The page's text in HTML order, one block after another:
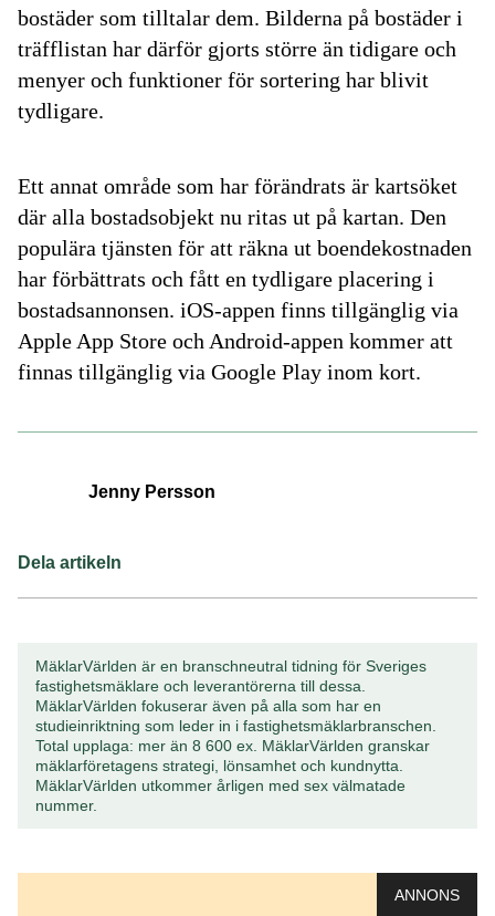
bostäder som tilltalar dem. Bilderna på bostäder i
träfflistan har därför gjorts större än tidigare och
menyer och funktioner för sortering har blivit
tydligare.
Ett annat område som har förändrats är kartsöket
där alla bostadsobjekt nu ritas ut på kartan. Den
populära tjänsten för att räkna ut boendekostnaden
har förbättrats och fått en tydligare placering i
bostadsannonsen. iOS-appen finns tillgänglig via
Apple App Store och Android-appen kommer att
finnas tillgänglig via Google Play inom kort.
Jenny Persson
Dela artikeln
MäklarVärlden är en branschneutral tidning för Sveriges
fastighetsmäklare och leverantörerna till dessa.
MäklarVärlden fokuserar även på alla som har en
studieinriktning som leder in i fastighetsmäklarbranschen.
Total upplaga: mer än 8 600 ex. MäklarVärlden granskar
mäklarföretagens strategi, lönsamhet och kundnytta.
MäklarVärlden utkommer årligen med sex välmatade
nummer.
ANNONS